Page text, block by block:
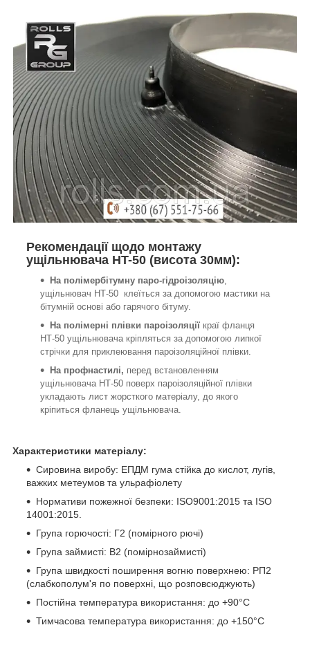
Рекомендації щодо монтажу
ущільнювача HT-50 (висота 30мм):
На полімербітумну паро-гідроізоляцію,
ущільнювач НТ-50 клеїться за допомогою мастики на
бітумній основі або гарячого бітуму.
На полімерні плівки пароізоляції краї фланця
НТ-50 ущільнювача кріпляться за допомогою липкої
стрічки для приклеювання пароізоляційної плівки.
На профнастилі, перед встановленням
ущільнювача НТ-50 поверх пароізоляційної плівки
укладають лист жорсткого матеріалу, до якого
кріпиться фланець ущільнювача.
Характеристики матеріалу:
Сировина виробу: ЕПДМ гума стійка до кислот, лугів,
важких метеумов та ульрафіолету
Нормативи пожежної безпеки: ISO9001:2015 та ISO
14001:2015.
Група горючості: Г2 (помірного рючі)
Група займисті: В2 (помірнозаймисті)
Група швидкості поширення вогню поверхнею: РП2
(слабкополум'я по поверхні, що розповсюджують)
Постійна температура використання: до +90°С
Тимчасова температура використання: до +150°С